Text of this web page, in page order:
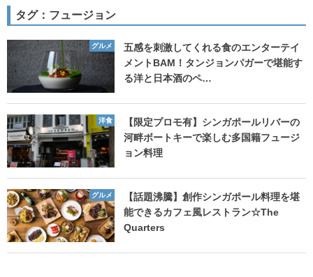
タグ：フュージョン
グルメ
五感を刺激してくれる食のエンターテイ
メントBAM！タンジョンパガーで堪能す
る洋と日本酒のペ…
洋食
【限定プロモ有】シンガポールリバーの
河畔ボートキーで楽しむ多国籍フュージ
ョン料理
グルメ
【話題沸騰】創作シンガポール料理を堪
能できるカフェ風レストラン☆The
Quarters